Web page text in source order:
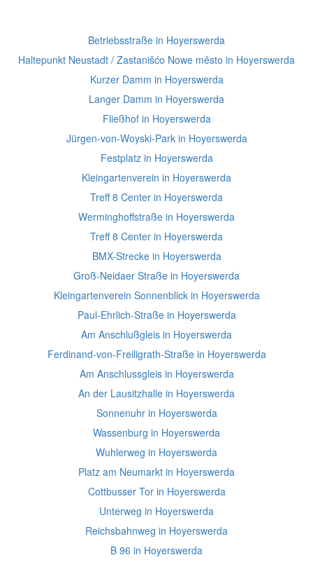
Betriebsstraße in Hoyerswerda
Haltepunkt Neustadt / Zastanišćo Nowe město in Hoyerswerda
Kurzer Damm in Hoyerswerda
Langer Damm in Hoyerswerda
Fließhof in Hoyerswerda
Jürgen-von-Woyski-Park in Hoyerswerda
Festplatz in Hoyerswerda
Kleingartenverein in Hoyerswerda
Treff 8 Center in Hoyerswerda
Werminghoffstraße in Hoyerswerda
Treff 8 Center in Hoyerswerda
BMX-Strecke in Hoyerswerda
Groß-Neidaer Straße in Hoyerswerda
Kleingartenverein Sonnenblick in Hoyerswerda
Paul-Ehrlich-Straße in Hoyerswerda
Am Anschlußgleis in Hoyerswerda
Ferdinand-von-Freiligrath-Straße in Hoyerswerda
Am Anschlussgleis in Hoyerswerda
An der Lausitzhalle in Hoyerswerda
Sonnenuhr in Hoyerswerda
Wassenburg in Hoyerswerda
Wuhlerweg in Hoyerswerda
Platz am Neumarkt in Hoyerswerda
Cottbusser Tor in Hoyerswerda
Unterweg in Hoyerswerda
Reichsbahnweg in Hoyerswerda
B 96 in Hoyerswerda